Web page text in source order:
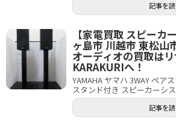
記事を
【家電買取 スピーカ
ヶ島市 川越市 東松山
オーディオの買取は
KARAKURIへ！
YAMAHA ヤマハ 3WAY ペア
スタンド付き スピーカーシ
記事を